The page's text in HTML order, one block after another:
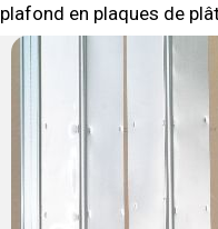
plafond en plaques de